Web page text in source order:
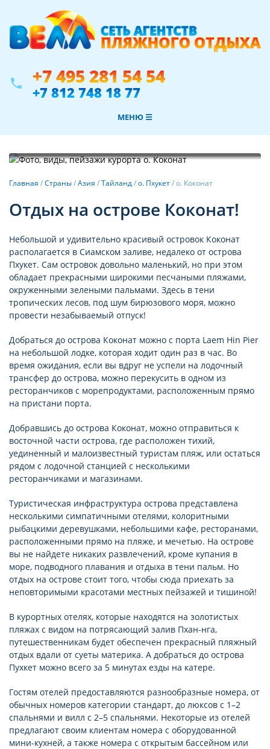
phone +7 495 281 54 54
+7 812 748 18 77
МЕНЮ ☰
Фотогалерея
Главная /Страны/Азия /Тайланд/о. Пхукет/о. Коконат
Отдых на острове Коконат!
Небольшой и удивительно красивый островок Коконат
располагается в Сиамском заливе, недалеко от острова
Пхукет. Сам островок довольно маленький, но при этом
обладает прекрасными широкими песчаными пляжами,
окруженными зелеными пальмами. Здесь в тени
тропических лесов, под шум бирюзового моря, можно
провести незабываемый отпуск!
Добраться до острова Коконат можно с порта Laem Hin Pier
на небольшой лодке, которая ходит один раз в час. Во
время ожидания, если вы вдруг не успели на лодочный
трансфер до острова, можно перекусить в одном из
ресторанчиков с морепродуктами, расположенным прямо
на пристани порта.
Добравшись до острова Коконат, можно отправиться к
восточной части острова, где расположен тихий,
уединенный и малоизвестный туристам пляж, или остаться
рядом с лодочной станцией с несколькими
ресторанчиками и магазинами.
Туристическая инфраструктура острова представлена
несколькими симпатичными отелями, колоритными
рыбацкими деревушками, небольшими кафе, ресторанами,
расположенными прямо на пляже, и мечетью. На острове
вы не найдете никаких развлечений, кроме купания в
море, подводного плавания и отдыха в тени пальм. Но
отдых на острове стоит того, чтобы сюда приехать за
неповторимыми красотами местных пейзажей и тишиной!
В курортных отелях, которые находятся на золотистых
пляжах с видом на потрясающий залив Пхан-нга,
путешественникам будет обеспечен прекрасный пляжный
отдых вдали от суеты материка. А добраться до острова
Пухкет можно всего за 5 минутах езды на катере.
Гостям отелей предоставляются разнообразные номера, от
обычных номеров категории стандарт, до люксов с 1–2
спальнями и вилл с 2–5 спальнями. Некоторые из отелей
предлагают своим клиентам номера с оборудованной
мини-кухней, а также номера с открытым бассейном или